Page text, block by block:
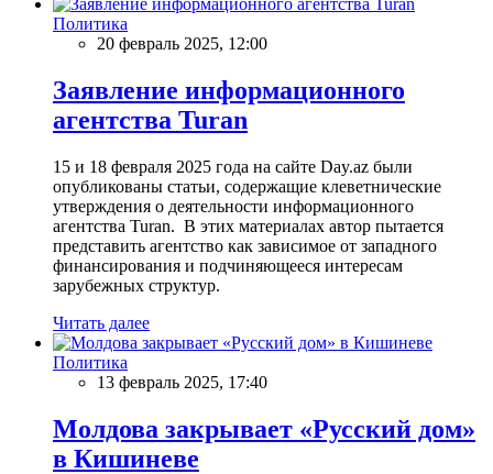
Политика
20 февраль 2025, 12:00
Заявление информационного
агентства Turan
15 и 18 февраля 2025 года на сайте Day.az были
опубликованы статьи, содержащие клеветнические
утверждения о деятельности информационного
агентства Turan. В этих материалах автор пытается
представить агентство как зависимое от западного
финансирования и подчиняющееся интересам
зарубежных структур.
Читать далее
Политика
13 февраль 2025, 17:40
Молдова закрывает «Русский дом»
в Кишиневе